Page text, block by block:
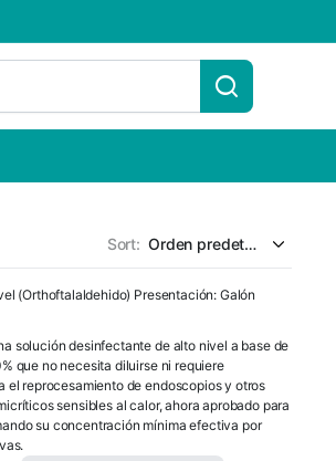
Sort:
(Orthoftalaldehido) Presentación: Galón
solución desinfectante de alto nivel a base de
que no necesita diluirse ni requiere
el reprocesamiento de endoscopios y otros
sensibles al calor, ahora aprobado para
su concentración mínima efectiva por